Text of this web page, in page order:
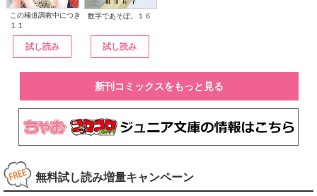
この極道調教中につき
１１
試し読み
数字であそぼ。１６
試し読み
新刊コミックスをもっと見る
無料試し読み増量キャンペーン